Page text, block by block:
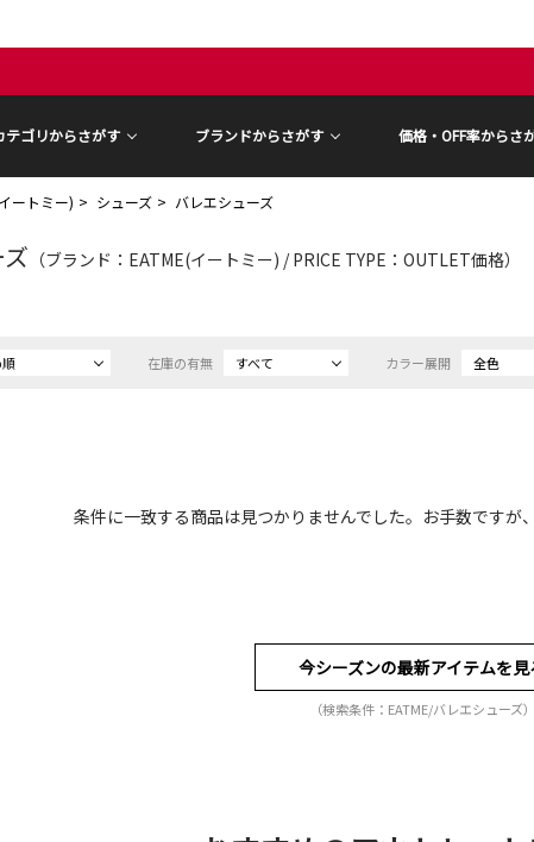
テゴリからさがす ブランドからさがす 価格・OFF率からさ
ートミー) シューズ バレエシューズ
（ブランド：EATME(イートミー) / PRICE TYPE：OUTLET価格）
在庫の有無 すべて カラー展開 全色
条件に一致する商品は見つかりませんでした。お手数ですが
今シーズンの最新アイテムを見
（検索条件：EATME/バレエシューズ）